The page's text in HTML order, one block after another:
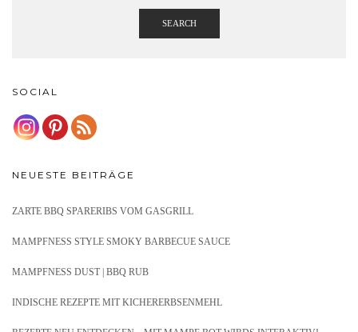
SEARCH
SOCIAL
NEUESTE BEITRÄGE
ZARTE BBQ SPARERIBS VOM GASGRILL
MAMPFNESS STYLE SMOKY BARBECUE SAUCE
MAMPFNESS DUST | BBQ RUB
INDISCHE REZEPTE MIT KICHERERBSENMEHL